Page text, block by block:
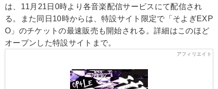
は、11月21日0時より各音楽配信サービスにて配信され
る。また同日10時からは、特設サイト限定で「そよぎEXP
O」のチケットの最速販売も開始される。詳細はこのほど
オープンした特設サイトまで。